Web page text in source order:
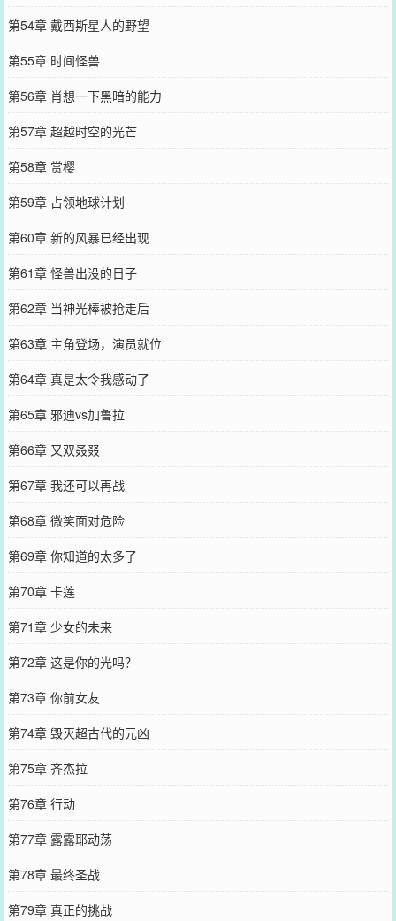
第54章 戴西斯星人的野望
第55章 时间怪兽
第56章 肖想一下黑暗的能力
第57章 超越时空的光芒
第58章 赏樱
第59章 占领地球计划
第60章 新的风暴已经出现
第61章 怪兽出没的日子
第62章 当神光棒被抢走后
第63章 主角登场，演员就位
第64章 真是太令我感动了
第65章 邪迪vs加鲁拉
第66章 又双叒叕
第67章 我还可以再战
第68章 微笑面对危险
第69章 你知道的太多了
第70章 卡莲
第71章 少女的未来
第72章 这是你的光吗？
第73章 你前女友
第74章 毁灭超古代的元凶
第75章 齐杰拉
第76章 行动
第77章 露露耶动荡
第78章 最终圣战
第79章 真正的挑战